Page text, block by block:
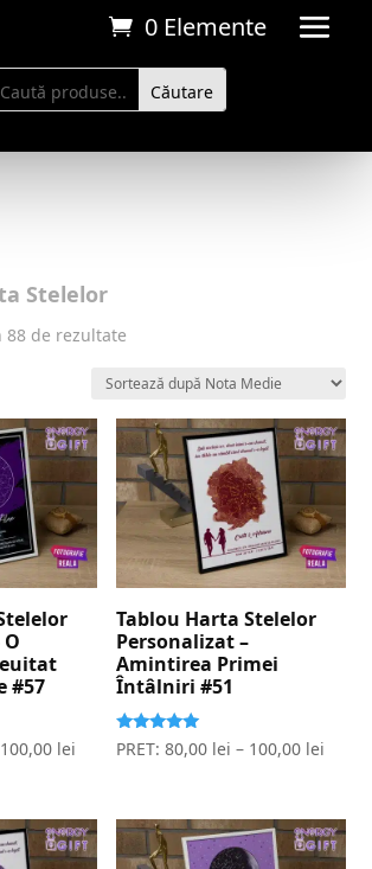
0 Elemente
Stelelor
88 de rezultate
evaluarea
medie
#57
100,00 lei
Tablou Harta Stelelor
Personalizat –
Amintirea Primei
Întâlniri #51
Evaluat la
5.00
PRET:80,00 lei – 100,00 lei